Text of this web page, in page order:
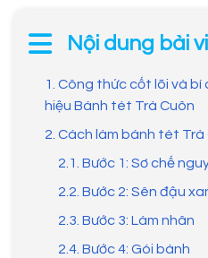
Nội dung bài
1. Công thức cốt lõi và
hiệu Bánh tét Trà Cuôn
2. Cách làm bánh tét
2.1. Bước 1: Sơ chế
2.2. Bước 2: Sên đậu
2.3. Bước 3: Làm nhân
2.4. Bước 4: Gói bánh